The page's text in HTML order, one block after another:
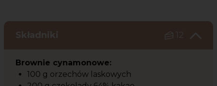
Składniki 12
Brownie cynamonowe:
100 g orzechów laskowych